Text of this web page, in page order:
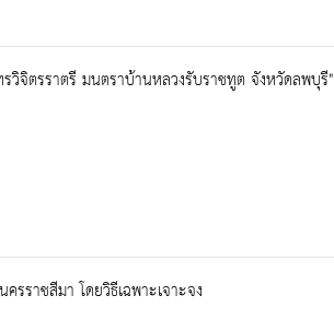
วิจิตรราตรี มนตราบ้านหลวงรับราชทูต จังหวัดลพบุรี"
ราชสีมา โดยวิธีเฉพาะเจาะจง